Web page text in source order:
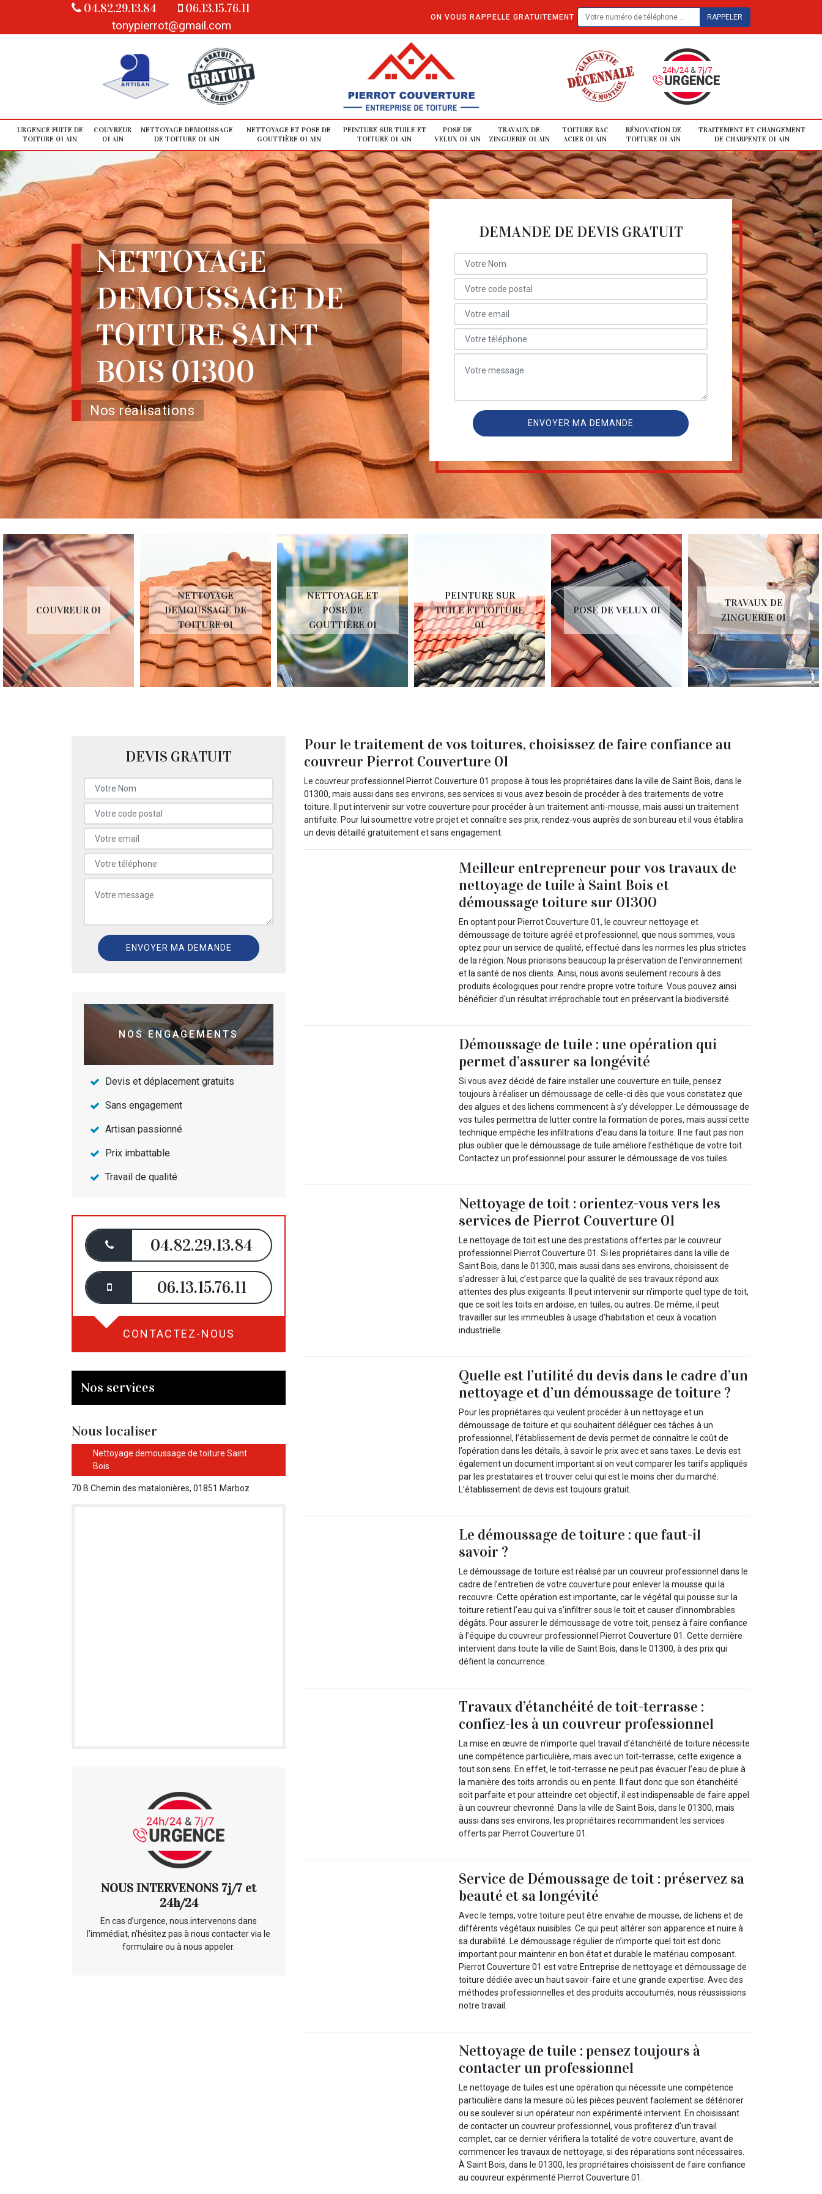
04.82.29.13.84
06.13.15.76.11
tonypierrot@gmail.com
ON VOUS RAPPELLE GRATUITEMENT
URGENCE FUITE DE
TOITURE 01 AIN
COUVREUR
01 AIN
NETTOYAGE DEMOUSSAGE
DE TOITURE 01 AIN
NETTOYAGE ET POSE DE
GOUTTIÈRE 01 AIN
PEINTURE SUR TUILE ET
TOITURE 01 AIN
POSE DE
VELUX 01 AIN
TRAVAUX DE
ZINGUERIE 01 AIN
TOITURE BAC
ACIER 01 AIN
RÉNOVATION DE
TOITURE 01 AIN
TRAITEMENT ET CHANGEMENT
DE CHARPENTE 01 AIN
NETTOYAGE
DEMOUSSAGE DE
TOITURE SAINT
BOIS 01300
Nos réalisations
DEMANDE DE DEVIS GRATUIT
COUVREUR 01
NETTOYAGE
DEMOUSSAGE DE
TOITURE 01
NETTOYAGE ET
POSE DE
GOUTTIÈRE 01
PEINTURE SUR
TUILE ET TOITURE
01
POSE DE VELUX 01
TRAVAUX DE
ZINGUERIE 01
DEVIS GRATUIT
NOS ENGAGEMENTS
Devis et déplacement gratuits
Sans engagement
Artisan passionné
Prix imbattable
Travail de qualité
04.82.29.13.84
06.13.15.76.11
CONTACTEZ-NOUS
Nos services
Nous localiser
Nettoyage demoussage de toiture Saint
Bois
70 B Chemin des matalonières, 01851 Marboz
NOUS INTERVENONS 7j/7 et
24h/24
En cas d’urgence, nous intervenons dans
l’immédiat, n’hésitez pas à nous contacter via le
formulaire ou à nous appeler.
Pour le traitement de vos toitures, choisissez de faire confiance au
couvreur Pierrot Couverture 01
Le couvreur professionnel Pierrot Couverture 01 propose à tous les propriétaires dans la ville de Saint Bois, dans le
01300, mais aussi dans ses environs, ses services si vous avez besoin de procéder à des traitements de votre
toiture. Il put intervenir sur votre couverture pour procéder à un traitement anti-mousse, mais aussi un traitement
antifuite. Pour lui soumettre votre projet et connaître ses prix, rendez-vous auprès de son bureau et il vous établira
un devis détaillé gratuitement et sans engagement.
Meilleur entrepreneur pour vos travaux de
nettoyage de tuile à Saint Bois et
démoussage toiture sur 01300
En optant pour Pierrot Couverture 01, le couvreur nettoyage et
démoussage de toiture agréé et professionnel, que nous sommes, vous
optez pour un service de qualité, effectué dans les normes les plus strictes
de la région. Nous priorisons beaucoup la préservation de l'environnement
et la santé de nos clients. Ainsi, nous avons seulement recours à des
produits écologiques pour rendre propre votre toiture. Vous pouvez ainsi
bénéficier d'un résultat irréprochable tout en préservant la biodiversité.
Démoussage de tuile : une opération qui
permet d’assurer sa longévité
Si vous avez décidé de faire installer une couverture en tuile, pensez
toujours à réaliser un démoussage de celle-ci dès que vous constatez que
des algues et des lichens commencent à s’y développer. Le démoussage de
vos tuiles permettra de lutter contre la formation de pores, mais aussi cette
technique empêche les infiltrations d’eau dans la toiture. Il ne faut pas non
plus oublier que le démoussage de tuile améliore l’esthétique de votre toit.
Contactez un professionnel pour assurer le démoussage de vos tuiles.
Nettoyage de toit : orientez-vous vers les
services de Pierrot Couverture 01
Le nettoyage de toit est une des prestations offertes par le couvreur
professionnel Pierrot Couverture 01. Si les propriétaires dans la ville de
Saint Bois, dans le 01300, mais aussi dans ses environs, choisissent de
s’adresser à lui, c’est parce que la qualité de ses travaux répond aux
attentes des plus exigeants. Il peut intervenir sur n’importe quel type de toit,
que ce soit les toits en ardoise, en tuiles, ou autres. De même, il peut
travailler sur les immeubles à usage d’habitation et ceux à vocation
industrielle.
Quelle est l’utilité du devis dans le cadre d’un
nettoyage et d’un démoussage de toiture ?
Pour les propriétaires qui veulent procéder à un nettoyage et un
démoussage de toiture et qui souhaitent déléguer ces tâches à un
professionnel, l’établissement de devis permet de connaître le coût de
l’opération dans les détails, à savoir le prix avec et sans taxes. Le devis est
également un document important si on veut comparer les tarifs appliqués
par les prestataires et trouver celui qui est le moins cher du marché.
L’établissement de devis est toujours gratuit.
Le démoussage de toiture : que faut-il
savoir ?
Le démoussage de toiture est réalisé par un couvreur professionnel dans le
cadre de l’entretien de votre couverture pour enlever la mousse qui la
recouvre. Cette opération est importante, car le végétal qui pousse sur la
toiture retient l’eau qui va s’infiltrer sous le toit et causer d’innombrables
dégâts. Pour assurer le démoussage de votre toit, pensez à faire confiance
à l’équipe du couvreur professionnel Pierrot Couverture 01. Cette dernière
intervient dans toute la ville de Saint Bois, dans le 01300, à des prix qui
défient la concurrence.
Travaux d’étanchéité de toit-terrasse :
confiez-les à un couvreur professionnel
La mise en œuvre de n’importe quel travail d’étanchéité de toiture nécessite
une compétence particulière, mais avec un toit-terrasse, cette exigence a
tout son sens. En effet, le toit-terrasse ne peut pas évacuer l’eau de pluie à
la manière des toits arrondis ou en pente. Il faut donc que son étanchéité
soit parfaite et pour atteindre cet objectif, il est indispensable de faire appel
à un couvreur chevronné. Dans la ville de Saint Bois, dans le 01300, mais
aussi dans ses environs, les propriétaires recommandent les services
offerts par Pierrot Couverture 01.
Service de Démoussage de toit : préservez sa
beauté et sa longévité
Avec le temps, votre toiture peut être envahie de mousse, de lichens et de
différents végétaux nuisibles. Ce qui peut altérer son apparence et nuire à
sa durabilité. Le démoussage régulier de n’importe quel toit est donc
important pour maintenir en bon état et durable le matériau composant.
Pierrot Couverture 01 est votre Entreprise de nettoyage et démoussage de
toiture dédiée avec un haut savoir-faire et une grande expertise. Avec des
méthodes professionnelles et des produits accoutumés, nous réussissions
notre travail.
Nettoyage de tuile : pensez toujours à
contacter un professionnel
Le nettoyage de tuiles est une opération qui nécessite une compétence
particulière dans la mesure où les pièces peuvent facilement se détériorer
ou se soulever si un opérateur non expérimenté intervient. En choisissant
de contacter un couvreur professionnel, vous profiterez d’un travail
complet, car ce dernier vérifiera la totalité de votre couverture, avant de
commencer les travaux de nettoyage, si des réparations sont nécessaires.
À Saint Bois, dans le 01300, les propriétaires choisissent de faire confiance
au couvreur expérimenté Pierrot Couverture 01.